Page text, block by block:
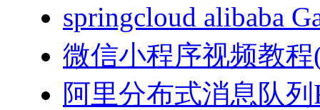
springcloud alibaba
微信小程序视频教程
阿里分布式消息队